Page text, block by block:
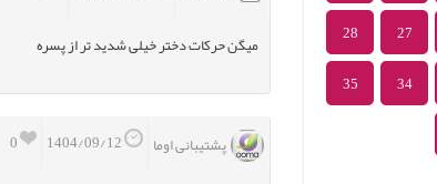
میگن حرکات دختر خیلی شدید تر از پسره
0
پشتیبانی اوما
27
28
34
35